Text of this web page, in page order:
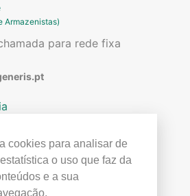
cookies para analisar de
o uso que faz da
e a sua
Armazenistas)
para rede fixa
qualquer assunto relacionado
(ex: reações adversas)
para rede fixa